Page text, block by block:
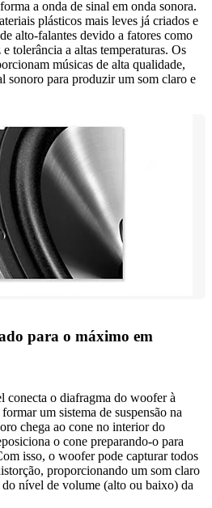
a onda de sinal em onda sonora.
plásticos mais leves já criados e
alto-falantes devido a fatores como
tolerância a altas temperaturas. Os
músicas de alta qualidade,
sonoro para produzir um som claro e
para o máximo em
conecta o diafragma do woofer à
um sistema de suspensão na
chega ao cone no interior do
o cone preparando-o para
isso, o woofer pode capturar todos
proporcionando um som claro
do nível de volume (alto ou baixo) da